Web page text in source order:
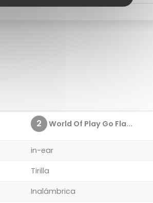
2 World Of Play Go Fla...
in-ear
Tirilla
Inalámbrica